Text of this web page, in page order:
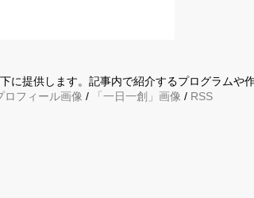
下に提供します。記事内で紹介するプログラムや
ロフィール画像 / 「一日一創」画像 / RSS